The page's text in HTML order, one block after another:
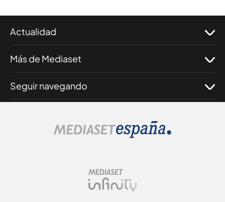
Actualidad
Más de Mediaset
Seguir navegando